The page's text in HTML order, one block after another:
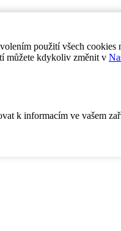
použití všech cookies
můžete kdykoliv změnit v
k informacím ve vašem